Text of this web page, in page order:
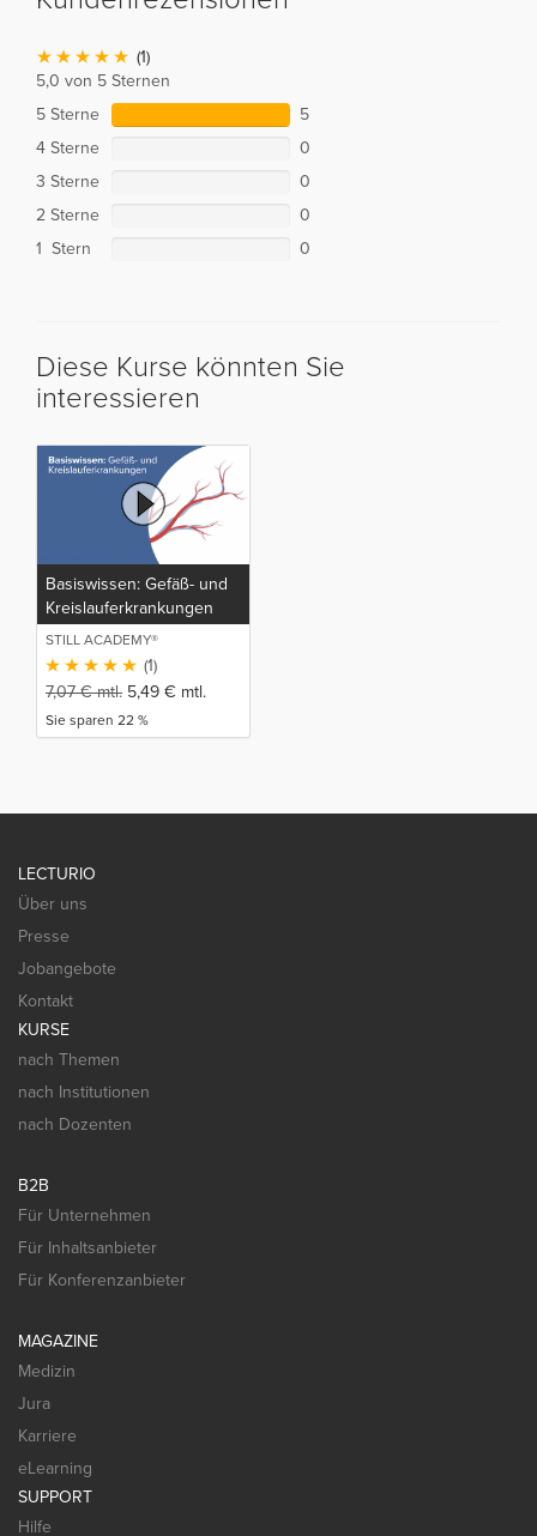
(1)
5,0 von 5 Sternen
5 Sterne
5
4 Sterne
0
3 Sterne
0
2 Sterne
0
1 Stern
0
Diese Kurse könnten Sie
interessieren
Basiswissen: Gefäß- und
Kreislauferkrankungen
STILL ACADEMY®
(1)
7,07€mtl. 5,49 € mtl.
Sie sparen 22 %
LECTURIO
Über uns
Presse
Jobangebote
Kontakt
KURSE
nach Themen
nach Institutionen
nach Dozenten
B2B
Für Unternehmen
Für Inhaltsanbieter
Für Konferenzanbieter
MAGAZINE
Medizin
Jura
Karriere
eLearning
SUPPORT
Hilfe